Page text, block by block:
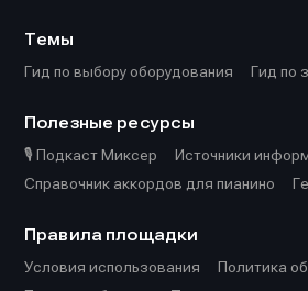
Темы
Гид по выбору оборудования
Гид по
Полезные ресурсы
🎙️ Подкаст Миксер
Источники
Справочник аккордов для пианино
Правила площадки
Условия использования
Политика